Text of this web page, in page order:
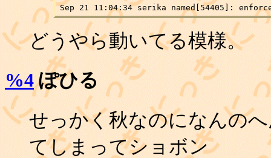
どうやら動いてる模様。
%4ぽひる
せっかく秋なのになんの
てしまってショボン